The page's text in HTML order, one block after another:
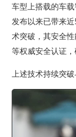
车型上搭载的车
发布以来已带来
术突破，其安全
等权威安全认证，
上述技术持续突破